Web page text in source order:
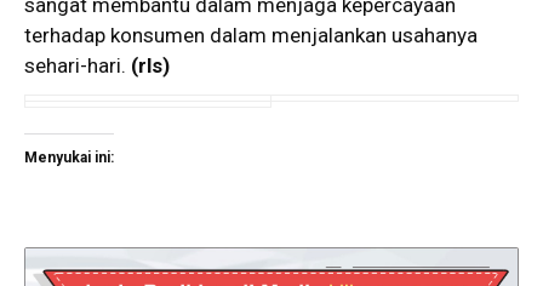
sangat membantu dalam menjaga kepercayaan
terhadap konsumen dalam menjalankan usahanya
sehari-hari. (rls)
Menyukai ini: